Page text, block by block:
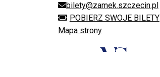
bilety@zamek.szczecin.pl
POBIERZ SWOJE BILETY
Mapa strony